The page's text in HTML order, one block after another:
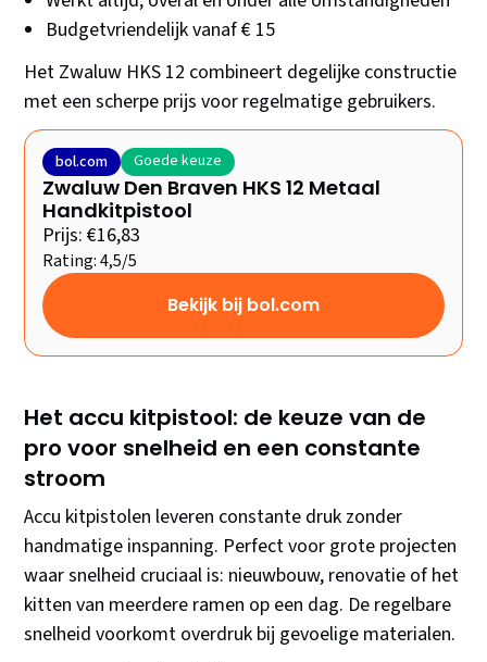
Budgetvriendelijk vanaf € 15
Het Zwaluw HKS 12 combineert degelijke constructie
met een scherpe prijs voor regelmatige gebruikers.
bol.com Goede keuze
Zwaluw Den Braven HKS 12 Metaal
Handkitpistool
Prijs: €16,83
Rating: 4,5/5
Bekijk bij bol.com
Het accu kitpistool: de keuze van de
pro voor snelheid en een constante
stroom
Accu kitpistolen leveren constante druk zonder
handmatige inspanning. Perfect voor grote projecten
waar snelheid cruciaal is: nieuwbouw, renovatie of het
kitten van meerdere ramen op een dag. De regelbare
snelheid voorkomt overdruk bij gevoelige materialen.